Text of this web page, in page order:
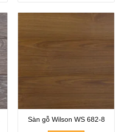
Sàn gỗ Wilson WS 682-8